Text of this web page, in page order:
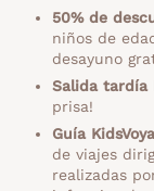
50% de
niños de
desayuno
Salida tardía
prisa!
Guía
de viajes
realizadas